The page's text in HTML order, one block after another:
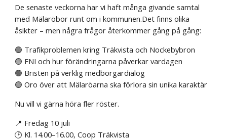
De senaste veckorna har vi haft många givande samtal
med Mälaröbor runt om i kommunen.Det finns olika
åsikter – men några frågor återkommer gång på gång:
🟢 Trafikproblemen kring Träkvista och Nockebybron
🟢 FNI och hur förändringarna påverkar vardagen
🟢 Bristen på verklig medborgardialog
🟢 Oro över att Mälaröarna ska förlora sin unika karaktär
Nu vill vi gärna höra fler röster.
📍 Fredag 10 juli
🕑 Kl. 14.00–16.00, Coop Träkvista